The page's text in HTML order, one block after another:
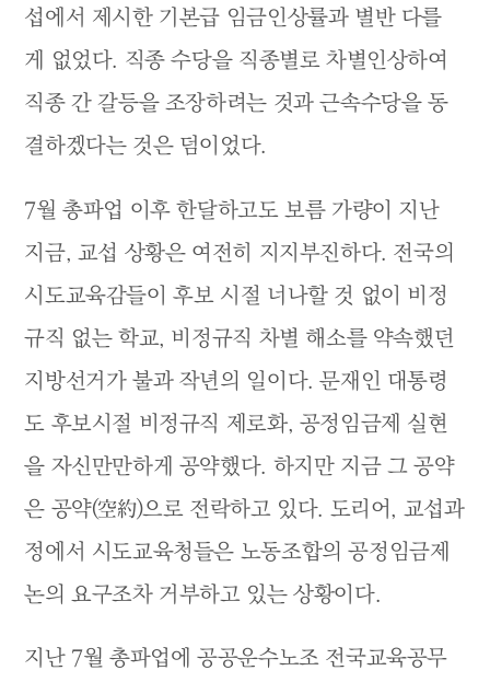
섭에서 제시한 기본급 임금인상률과 별반 다를
게 없었다. 직종 수당을 직종별로 차별인상하여
직종 간 갈등을 조장하려는 것과 근속수당을 동
결하겠다는 것은 덤이었다.
7월 총파업 이후 한달하고도 보름 가량이 지난
지금, 교섭 상황은 여전히 지지부진하다. 전국의
시도교육감들이 후보 시절 너나할 것 없이 비정
규직 없는 학교, 비정규직 차별 해소를 약속했던
지방선거가 불과 작년의 일이다. 문재인 대통령
도 후보시절 비정규직 제로화, 공정임금제 실현
을 자신만만하게 공약했다. 하지만 지금 그 공약
은 공약(空約)으로 전락하고 있다. 도리어, 교섭과
정에서 시도교육청들은 노동조합의 공정임금제
논의 요구조차 거부하고 있는 상황이다.
지난 7월 총파업에 공공운수노조 전국교육공무